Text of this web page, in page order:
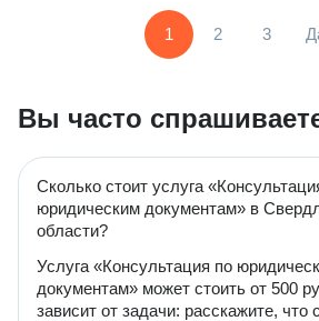
1 2 3
Вы часто
Сколько стоит услуга
юридическим документам» в
области?
Услуга «Консультация по
документам» может стоить от 500
зависит от задачи: расскажите, что